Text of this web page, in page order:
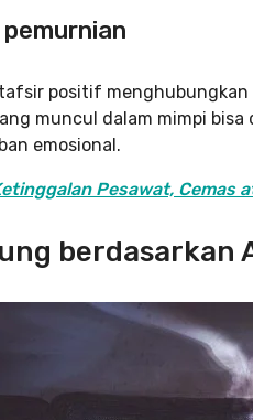
positif
muncul dalam mimpi
emosional.
Pesawat, Cemas
berdasarkan